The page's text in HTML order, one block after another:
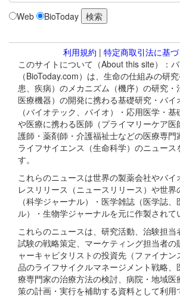
Web BioToday
利用規約 | 特定商取引法に基
このサイトについて（About this site）：
（BioToday.com）は、生命の仕組みの研
患、疾病）のメカニズム（機序）の研究・
医療機器）の開発に携わる基礎研究・バイ
（バイオテック、バイオ）・応用医学・
や医療に携わる医師（プライマリーケア医
護師・薬剤師・介護福祉士などの医療専門
ライフサイエンス（生命科学）のニュース
す。
これらのニュースは世界の製薬会社やバ
レスリリース（ニュースリリース）や世
（科学ジャーナル）・医学雑誌（医学誌
ル）・生物学ジャーナルを元に作製されて
これらのニュースは、研究活動、治験担当
試験の戦略策定、マーケティング担当者の
ャーキャピタリストの投資先（ファイナ
品のライフサイクルマネージメント戦略、
療専門家の治療方法の検討、病院・地域医
策の計画・実行を補助する資料として利用